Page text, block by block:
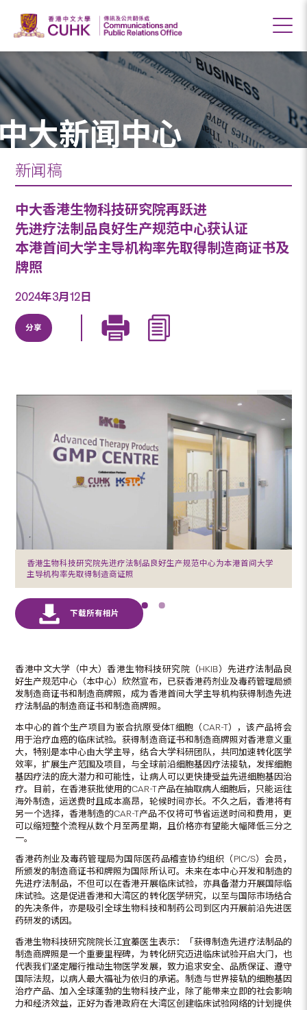
大新闻中心
新闻稿
中大香港生物科技研究院再跃进
先进疗法制品良好生产规范中心获认证
本港首间大学主导机构率先取得制造商证书及
牌照
2024年3月12日
分享
香港生物科技研究院先进疗法制品良好生产规范中心为本港首间大学
主导机构率先取得制造商证照
香港中文大学（中大）香港生物科技研究院（HKIB）先进疗法制品良
好生产规范中心（本中心）欣然宣布，已获香港药剂业及毒药管理局颁
发制造商证书和制造商牌照，成为香港首间大学主导机构获得制造先进
疗法制品的制造商证书和制造商牌照。
本中心的首个生产项目为嵌合抗原受体T细胞（CAR-T），该产品将会
用于治疗血癌的临床试验。获得制造商证书和制造商牌照对香港意义重
大，特别是本中心由大学主导，结合大学科研团队，共同加速转化医学
效率，扩展生产范围及项目，与全球前沿细胞基因疗法接轨，发挥细胞
基因疗法的庞大潜力和可能性，让病人可以更快捷受益先进细胞基因治
疗。目前，在香港获批使用的CAR-T产品在抽取病人细胞后，只能运往
海外制造，运送费时且成本高昂，轮候时间亦长。不久之后，香港将有
另一个选择，香港制造的CAR-T产品不仅将可节省运送时间和费用，更
可以缩短整个流程从数个月至两星期，且价格亦有望能大幅降低三分之
一。
香港药剂业及毒药管理局为国际医药品稽查协约组织（PIC/S）会员，
所颁发的制造商证书和牌照为国际所认可。未来在本中心开发和制造的
先进疗法制品，不但可以在香港开展临床试验，亦具备潜力开展国际临
床试验。这是促进香港和大湾区的转化医学研究，以至与国际市场结合
的先决条件，亦是吸引全球生物科技和制药公司到区内开展前沿先进医
药研发的诱因。
香港生物科技研究院院长江宜蓁医生表示：「获得制造先进疗法制品的
制造商牌照是一个重要里程碑，为转化研究迈进临床试验开启大门，也
代表我们坚定履行推动生物医学发展，致力追求安全、品质保证、遵守
国际法规，以病人最大福祉为依归的承诺。制造与世界接轨的细胞基因
治疗产品、加入全球蓬勃的生物科技产业，除了能带来立即的社会影响
力和经济效益，正好为香港政府在大湾区创建临床试验网络的计划提供